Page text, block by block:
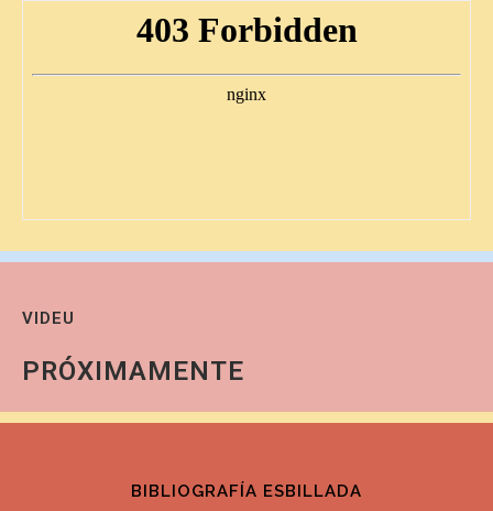
VIDEU
PRÓXIMAMENTE
BIBLIOGRAFÍA ESBILLADA